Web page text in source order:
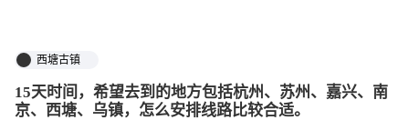
西塘古镇
15天时间，希望去到的地方包括杭州、苏州、嘉兴、南
京、西塘、乌镇，怎么安排线路比较合适。